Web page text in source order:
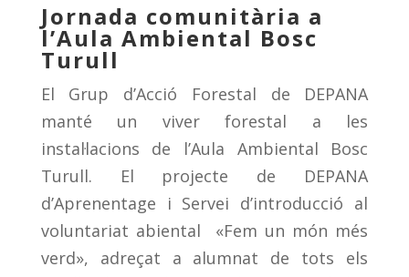
Jornada comunitària a
l’Aula Ambiental Bosc
Turull
El Grup d’Acció Forestal de DEPANA
manté un viver forestal a les
instal·lacions de l’Aula Ambiental Bosc
Turull. El projecte de DEPANA
d’Aprenentage i Servei d’introducció al
voluntariat abiental «Fem un món més
verd», adreçat a alumnat de tots els